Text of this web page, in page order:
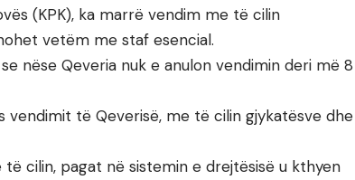
(KPK), ka marrë vendim me të cilin
vetëm me staf esencial.
nëse Qeveria nuk e anulon vendimin deri më 8
vendimit të Qeverisë, me të cilin gjykatësve dhe
cilin, pagat në sistemin e drejtësisë u kthyen